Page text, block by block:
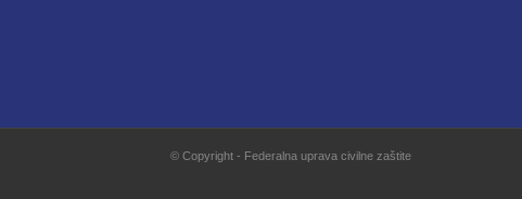
© Copyright - Federalna uprava civilne zaštite